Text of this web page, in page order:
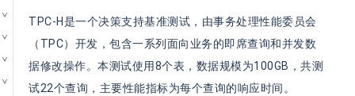
TPC-H是一个决策支持基准测试，由事务处理性能委员会
（TPC）开发，包含一系列面向业务的即席查询和并发数
据修改操作。本测试使用8个表，数据规模为100GB，共测
试22个查询，主要性能指标为每个查询的响应时间。